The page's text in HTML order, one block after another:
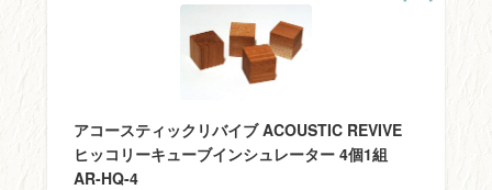
アコースティックリバイブ ACOUSTIC REVIVE
ヒッコリーキューブインシュレーター 4個1組
AR-HQ-4